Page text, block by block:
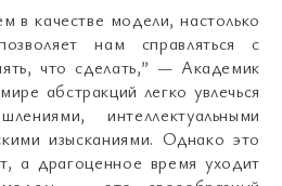
в качестве модели, настолько
нам справляться с
что сделать,” — Академик
абстракций легко увлечься
интеллектуальными
изысканиями. Однако это
а драгоценное время уходит